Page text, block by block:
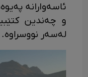
ئاسه‌وارانه‌
و چه‌ندین
له‌سه‌ر نووسراوه‌.